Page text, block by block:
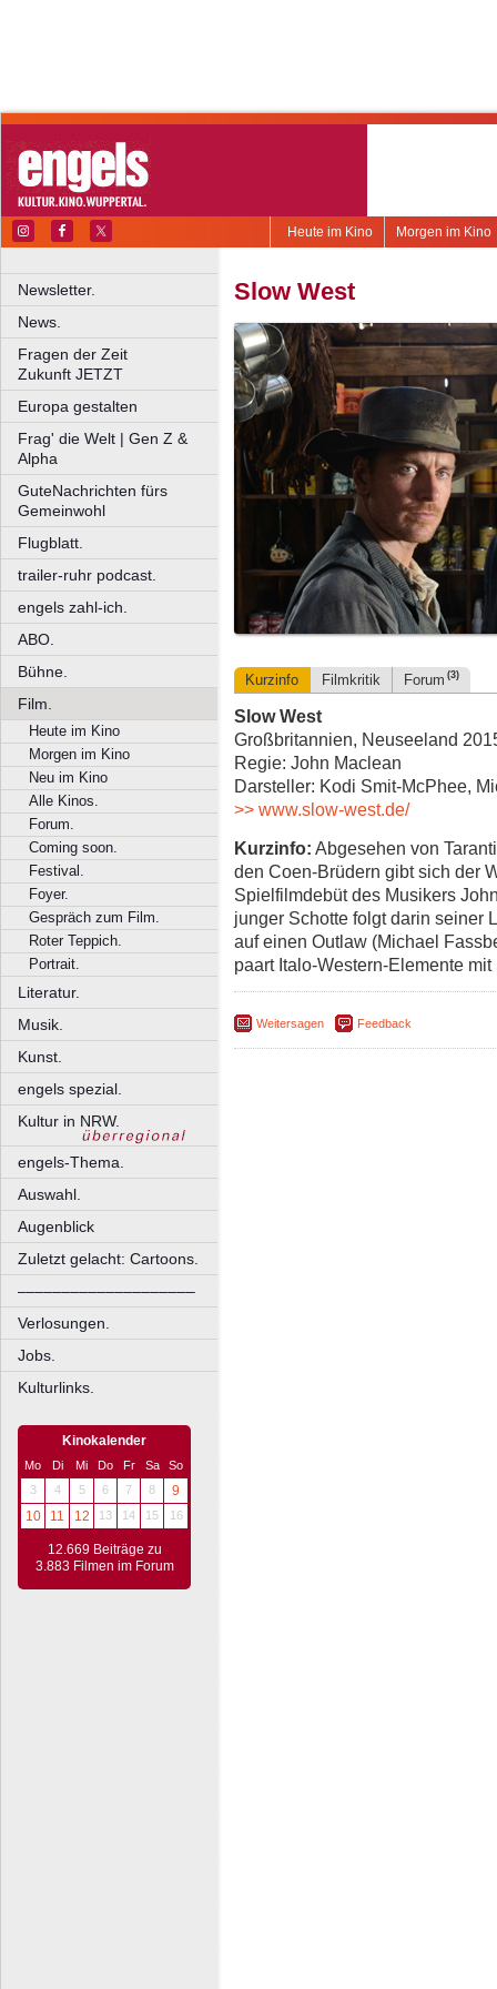
Morgen im Kino
Heute im Kino
Newsletter.
News.
Fragen der Zeit
Zukunft JETZT
Europa gestalten
Frag' die Welt | Gen Z &
Alpha
GuteNachrichten fürs
Gemeinwohl
Flugblatt.
trailer-ruhr podcast.
engels zahl-ich.
ABO.
Bühne.
Film.
Heute im Kino
Morgen im Kino
Neu im Kino
Alle Kinos.
Forum.
Coming soon.
Festival.
Foyer.
Gespräch zum Film.
Roter Teppich.
Portrait.
Literatur.
Musik.
Kunst.
engels spezial.
Kultur in NRW.
engels-Thema.
Auswahl.
Augenblick
Zuletzt gelacht: Cartoons.
––––––––––––––––––––
Verlosungen.
Jobs.
Kulturlinks.
Kinokalender
Mo Di Mi Do Fr Sa
So
3
4 5 6 7 8
9
10
11 12 13 14 15 16
12.669 Beiträge zu
3.883 Filmen im Forum
Slow West
Kurzinfo Filmkritik Forum (3)
Slow West
Großbritannien, Neuseeland
Regie: John Maclean
Darsteller: Kodi Smit-McPhee,
>> www.slow-west.de/
Kurzinfo: Abgesehen von
den Coen-Brüdern gibt sich der
Spielfilmdebüt des Musikers
junger Schotte folgt darin seiner
auf einen Outlaw (Michael
paart Italo-Western-Elemente
Weitersagen Feedback